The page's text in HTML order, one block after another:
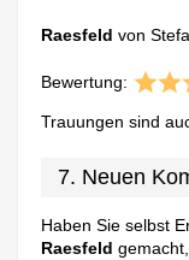
Raesfeld von
Bewertung:
Trauungen sind
7. Neuen
Haben Sie selbst
Raesfeld